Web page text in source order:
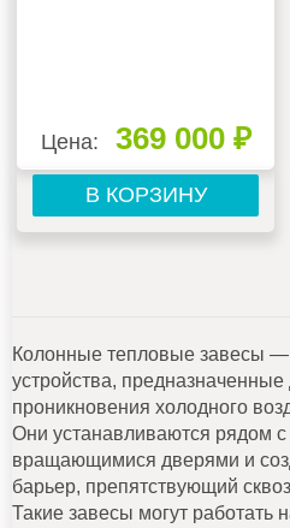
Цена: 369 000 ₽
В КОРЗИНУ
Колонные тепловые завесы —
устройства,
проникновения холодного
Они устанавливаются рядом
вращающимися дверями и
барьер, препятствующий
Такие завесы могут работать